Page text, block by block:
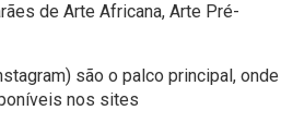
de Arte Africana, Arte Pré-
são o palco principal, onde
nos sites